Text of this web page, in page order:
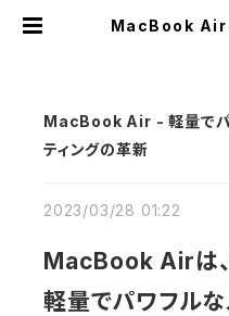
MacBook Air
MacBook Air - 軽量でパ
ティングの革新
2023/03/28 01:22
MacBook Airは
軽量でパワフルな